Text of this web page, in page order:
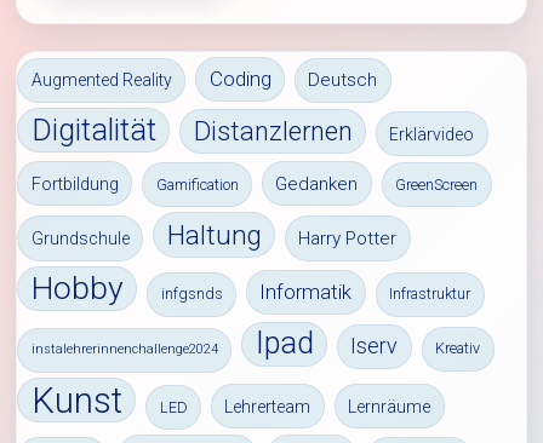
Augmented Reality Coding Deutsch
Digitalität Distanzlernen Erklärvideo
Fortbildung Gamification Gedanken GreenScreen
Grundschule Haltung Harry Potter
Hobby infgsnds Informatik Infrastruktur
instalehrerinnenchallenge2024 Ipad Iserv Kreativ
Kunst LED Lehrerteam Lernräume